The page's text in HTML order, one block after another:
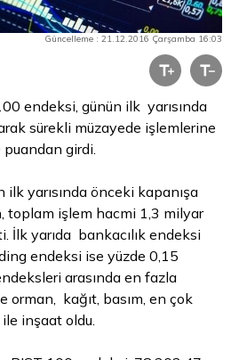
Güncelleme : 21.12.2016 Çarşamba 16:03
endeksi, günün ilk yarısında
sürekli müzayede işlemlerine
girdi.
yarısında önceki kapanışa
toplam işlem hacmi 1,3 milyar
İlk yarıda bankacılık endeksi
endeksi ise yüzde 0,15
arasında en fazla
orman, kağıt, basım, en çok
inşaat oldu.